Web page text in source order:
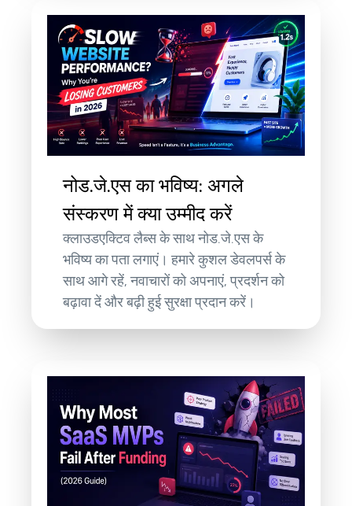
नोड.जे.एस का भविष्य: अगले
संस्करण में क्या उम्मीद करें
क्लाउडएक्टिव लैब्स के साथ नोड.जे.एस के
भविष्य का पता लगाएं। हमारे कुशल डेवलपर्स के
साथ आगे रहें, नवाचारों को अपनाएं, प्रदर्शन को
बढ़ावा दें और बढ़ी हुई सुरक्षा प्रदान करें।